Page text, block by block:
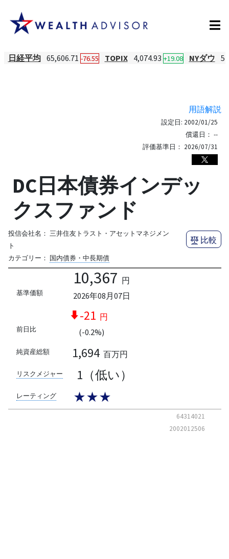
日経平均 65,606.71 -76.55 TOPIX 4,074.93 +19.08 NYダウ
用語解説
設定日: 2002/01/25
償還日： --
評価基準日： 2026/07/31
DC日本債券インデッ
クスファンド
投信会社名： 三井住友トラスト・アセットマネジメン
ト
カテゴリー： 国内債券・中長期債
比較
基準価額
10,367 円
2026年08月07日
前日比
-21 円
(-0.2%)
純資産総額 1,694 百万円
リスクメジャー 1（低い）
レーティング ★★★
64314021
2002012506